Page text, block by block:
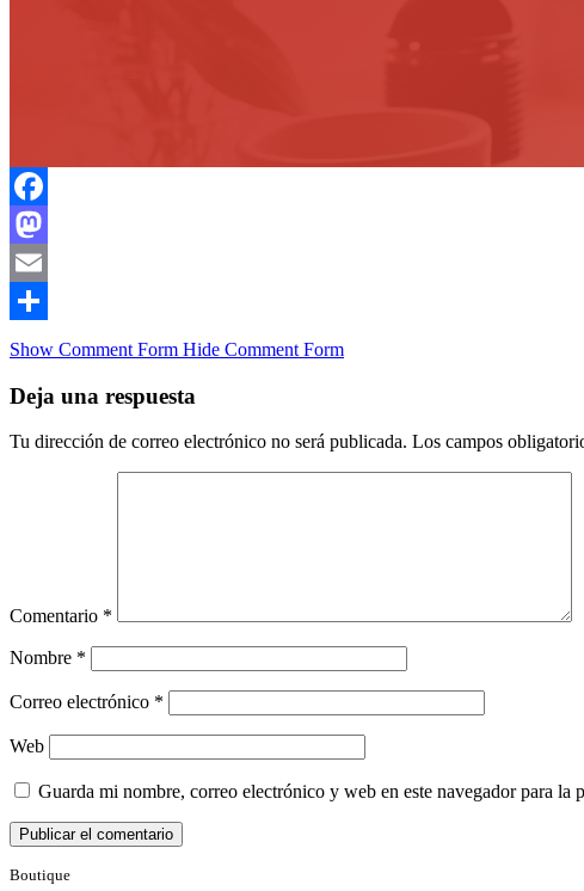
Facebook
Mastodon
Email
Compartir
Show Comment Form Hide Comment Form
Deja una respuesta
Tu dirección de correo electrónico no será publicada. Los campos
Comentario *
Nombre *
Correo electrónico *
Web
Guarda mi nombre, correo electrónico y web en este navegador para la
Boutique